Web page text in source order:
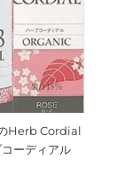
Herb Cordial
ーディアル